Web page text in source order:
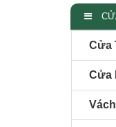
Cửa
Cửa